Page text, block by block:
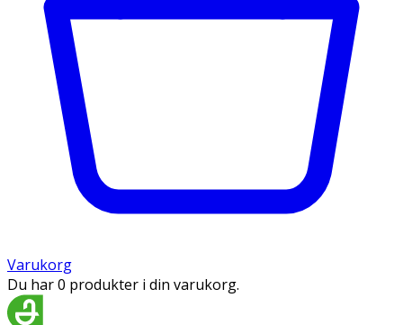
Varukorg
Du har 0 produkter i din varukorg.